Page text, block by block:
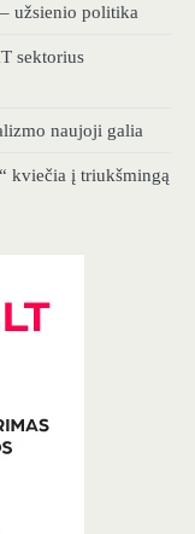
užsienio politika
sektorius
naujoji galia
kviečia į triukšmingą